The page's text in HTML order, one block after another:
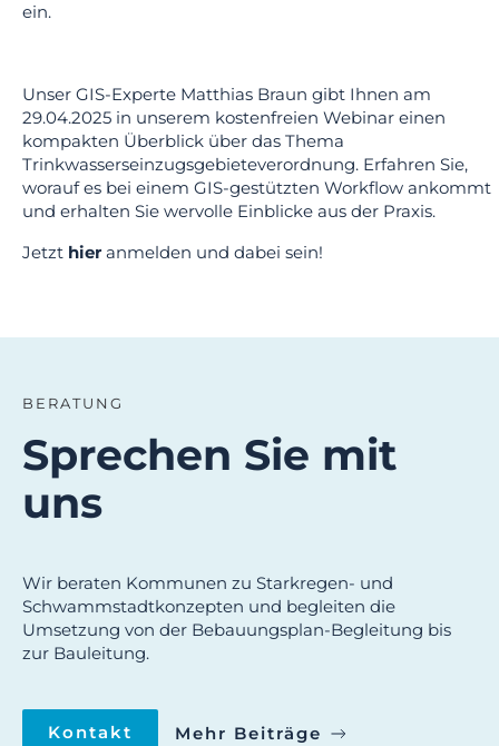
ein.
Unser GIS-Experte Matthias Braun gibt Ihnen am
29.04.2025 in unserem kostenfreien Webinar einen
kompakten Überblick über das Thema
Trinkwasserseinzugsgebieteverordnung. Erfahren Sie,
worauf es bei einem GIS-gestützten Workflow ankommt
und erhalten Sie wervolle Einblicke aus der Praxis.
Jetzt hier anmelden und dabei sein!
BERATUNG
Sprechen Sie mit
uns
Wir beraten Kommunen zu Starkregen- und
Schwammstadtkonzepten und begleiten die
Umsetzung von der Bebauungsplan-Begleitung bis
zur Bauleitung.
Kontakt Mehr Beiträge